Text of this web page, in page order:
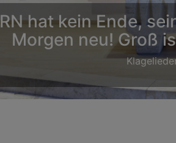
hat kein Ende,
Morgen neu! Groß